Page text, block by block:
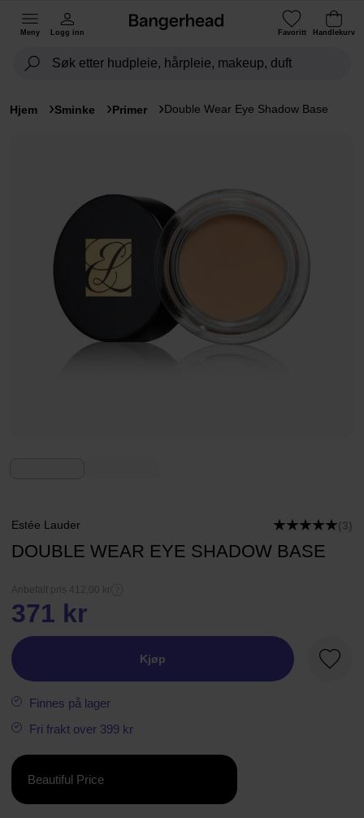
Meny Logg inn Favoritt Handlekurv
Hjem Sminke Primer Double Wear Eye Shadow Base
Estée Lauder (3)
DOUBLE WEAR EYE SHADOW BASE
Anbefalt pris 412,00 kr
371 kr
Kjøp
Finnes på lager
Fri frakt over 399 kr
Beautiful Price